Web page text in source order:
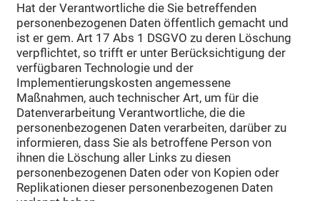
Hat der Verantwortliche die Sie betreffenden
personenbezogenen Daten öffentlich gemacht und
ist er gem. Art 17 Abs 1 DSGVO zu deren Löschung
verpflichtet, so trifft er unter Berücksichtigung der
verfügbaren Technologie und der
Implementierungskosten angemessene
Maßnahmen, auch technischer Art, um für die
Datenverarbeitung Verantwortliche, die die
personenbezogenen Daten verarbeiten, darüber zu
informieren, dass Sie als betroffene Person von
ihnen die Löschung aller Links zu diesen
personenbezogenen Daten oder von Kopien oder
Replikationen dieser personenbezogenen Daten